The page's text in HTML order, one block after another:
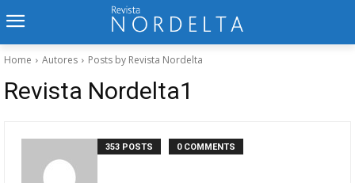
Home Autores Posts by Revista Nordelta
Revista Nordelta1
353 POSTS 0 COMMENTS